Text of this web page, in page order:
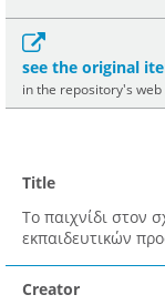
see the original
in the repository's
Title
Το παιχνίδι στον
εκπαιδευτικών
Creator